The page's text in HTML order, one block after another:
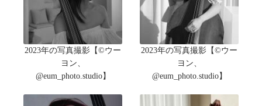
2023年の写真撮影【©ウー
ヨン、
@eum_photo.studio】
2023年の写真撮影【©ウー
ヨン、
@eum_photo.studio】